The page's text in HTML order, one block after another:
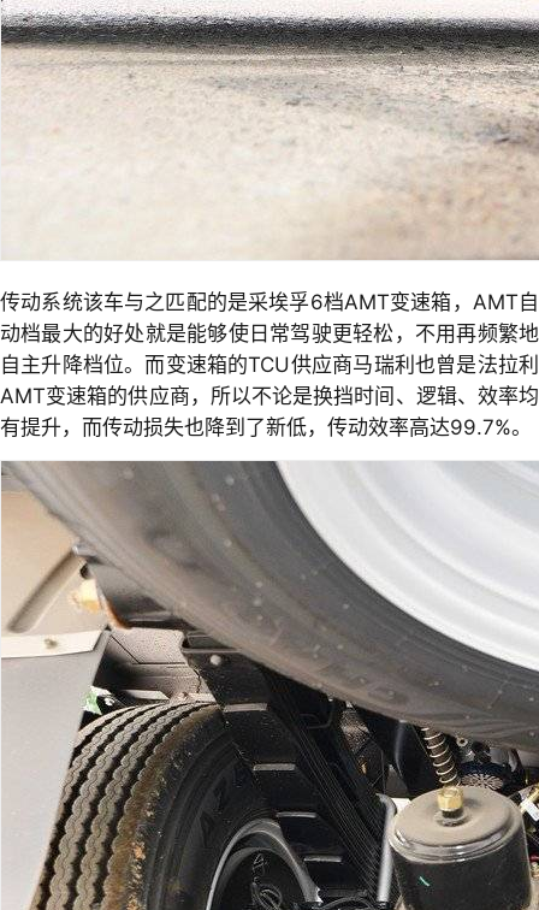
传动系统该车与之匹配的是采埃孚6档AMT变速箱，AMT自
动档最大的好处就是能够使日常驾驶更轻松，不用再频繁地
自主升降档位。而变速箱的TCU供应商马瑞利也曾是法拉利
AMT变速箱的供应商，所以不论是换挡时间、逻辑、效率均
有提升，而传动损失也降到了新低，传动效率高达99.7%。